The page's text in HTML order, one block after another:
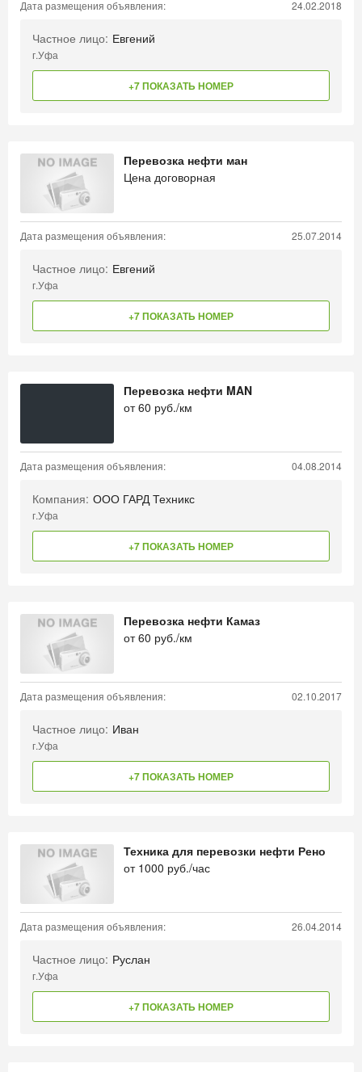
Дата размещения объявления: 24.02.2018
Частное лицо: Евгений
г.Уфа
+7 ПОКАЗАТЬ НОМЕР
Перевозка нефти ман
Цена договорная
Дата размещения объявления: 25.07.2014
Частное лицо: Евгений
г.Уфа
+7 ПОКАЗАТЬ НОМЕР
Перевозка нефти MAN
от60 руб./км
Дата размещения объявления: 04.08.2014
Компания: ООО ГАРД Техникс
г.Уфа
+7 ПОКАЗАТЬ НОМЕР
Перевозка нефти Камаз
от60 руб./км
Дата размещения объявления: 02.10.2017
Частное лицо: Иван
г.Уфа
+7 ПОКАЗАТЬ НОМЕР
Техника для перевозки нефти Рено
от 1000 руб./час
Дата размещения объявления: 26.04.2014
Частное лицо: Руслан
г.Уфа
+7 ПОКАЗАТЬ НОМЕР